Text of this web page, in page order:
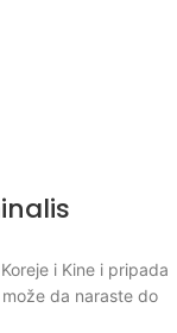
i Kine i pripada
da naraste do